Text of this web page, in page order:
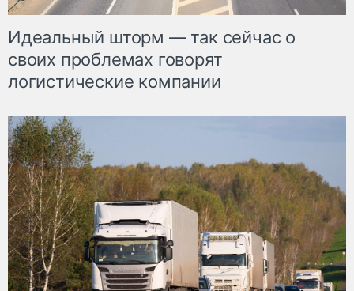
Идеальный шторм — так сейчас о
своих проблемах говорят
логистические компании